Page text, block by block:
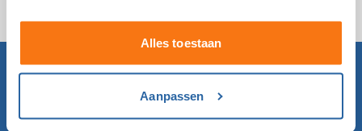
Alles toestaan
Aanpassen
Op de hoogte blijven?
Schrijf in voor de NGF-nieuwsbrief en lees maandelijks